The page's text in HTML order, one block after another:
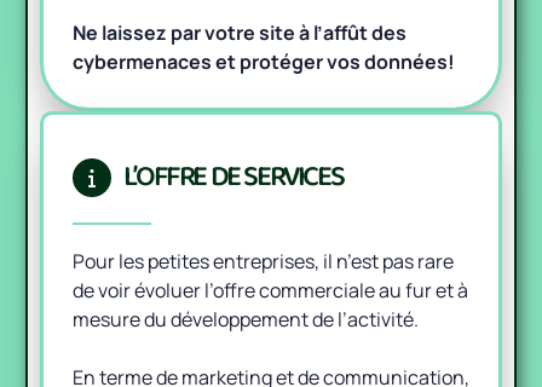
Ne laissez par votre site à l’affût des
cybermenaces et protéger vos données!
L’OFFRE DE SERVICES
Pour les petites entreprises, il n’est pas rare
de voir évoluer l’offre commerciale au fur et à
mesure du développement de l’activité.
En terme de marketing et de communication,